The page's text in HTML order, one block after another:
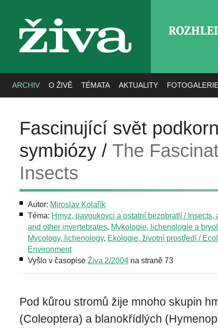
živa
ARCHIV O ŽIVĚ TÉMATA AKTUALITY
Fascinující svět
symbiózy / The
Insects
Autor: Miroslav Kolařík
Téma: Hmyz, pavoukovci a ostatní bezobratlí / Insects,
and other invertebrates, Mykologie, lichenologie a
Mycology, lichenology, Ekologie, životní prostředí /
Environment
Vyšlo v časopise Živa 2/2004 na straně 73
Pod kůrou stromů žije mnoho skupin
(Coleoptera) a blanokřídlých